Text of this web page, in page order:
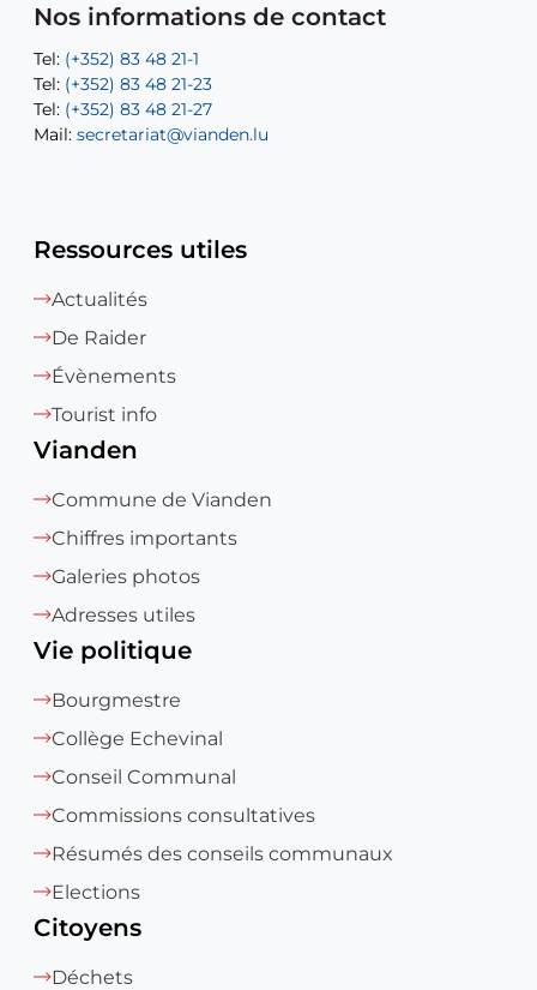
Nos informations de contact
Tel: (+352) 83 48 21-1
Tel: (+352) 83 48 21-23
Tel: (+352) 83 48 21-27
Mail: secretariat@vianden.lu
Tel: (+352) 83 48 21-20
Tel: (+352) 83 48 21-22
Mail:sofia.carvalho@vianden.lu
Mail: diane.storn@vianden.lu
Mail:recette@vianden.lu
Tel:(+352) 83 48 21-31
Tel:Permanence (Fuite d’eau) : 83 48 21 61
Ressources utiles
Actualités
De Raider
Évènements
Tourist info
Vianden
Commune de Vianden
Chiffres importants
Galeries photos
Adresses utiles
Vie politique
Bourgmestre
Collège Echevinal
Conseil Communal
Commissions consultatives
Résumés des conseils communaux
Elections
Citoyens
Déchets